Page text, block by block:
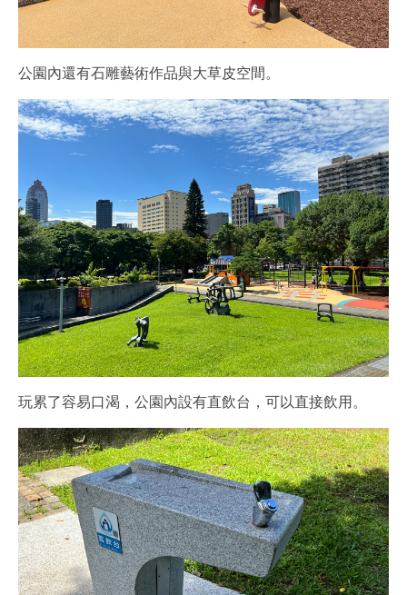
公園內還有石雕藝術作品與大草皮空間。
玩累了容易口渴，公園內設有直飲台，可以直接飲用。